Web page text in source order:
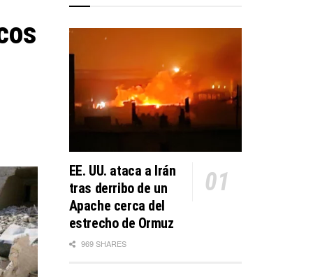
EE. UU. ataca a Irán
tras derribo de un
Apache cerca del
estrecho de Ormuz
969 SHARES